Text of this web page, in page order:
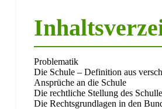
Problematik
Die Schule – Definition aus
Ansprüche an die Schule
Die rechtliche Stellung des
Die Rechtsgrundlagen in den